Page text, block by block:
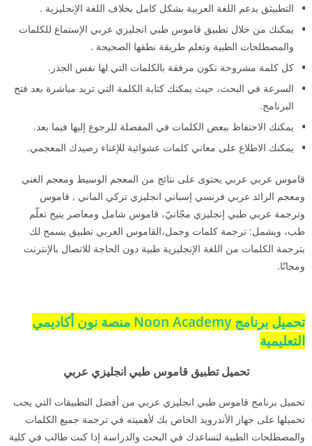
التطبيثق يدعم اللغة العربية بشكل كامل بخلاف اللغة الإنجليزية .
يمكنك من خلال تطبيق قاموس طبي انجليزي عربي الإستماع للكلمات
والمصطلحات الطبية وتعلم طريقة نطقها الصحيحة .
كل كلمة مشروحة تكون مرفقة بالكلمات التي لها نفس الجذر.
السرعة في البحث، حيث يمكنك كتابة الكلمة التي تريد مباشرة بعد فتح
البرنامج.
يمكنك الاحتفاظ ببعض الكلمات في المفضلة للرجوع إليها فيما بعد.
يمكنك الاطلاع على معاني كلمات عشوائية للإغناء رصيدك المعجمي.
قاموس عربي عربي يحتوى على نتائج من المعجم الوسيط ومعجم الغني
ومعجم الرائد عربي فرنسي إسباني انجليزي تركي الماني , قاموس
وترجمة عربي طبي إنجليزي مجّانيّ، قاموس شامل ومعاصر يتيح تعلّم
طب، ويشمل: ترجمة كلمات وجمل،القاموس العربي تطبيق يسمح لك
بترجمة الكلمات من اللغة الإنجليزية طبية دون الحاجة للاتصال بالإنترنت
ومجانًا.
تحميل برنامج Noon Academy منصة نون أكاديمي
التعليمية
تحميل تطبيق قاموس طبي انجليزي عربي
تحميل برنامج قاموس طبي انجليزي عربي من أفضل التطبيقات التي يجب
تحميلها على جهاز الأندرويد الخاص بك لأهميته في ترجمة جميع الكلمات
والمصطلحات الطبية لتساعدك في البحث والدراسة إذا كنت طالب في كلية